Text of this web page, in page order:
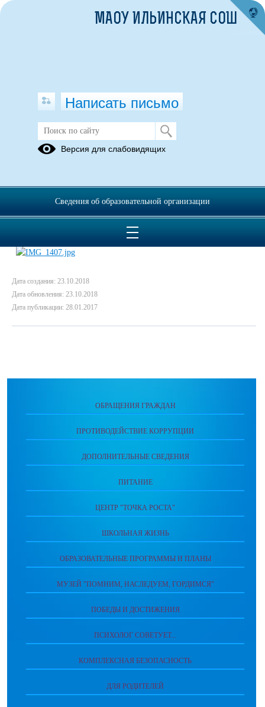
Память сердца: Блокадный
Ленинград
Дата создания: 23.10.2018
Дата обновления: 23.10.2018
Дата публикации: 28.01.2017
ОБРАЩЕНИЯ ГРАЖДАН
ПРОТИВОДЕЙСТВИЕ КОРРУПЦИИ
ДОПОЛНИТЕЛЬНЫЕ СВЕДЕНИЯ
ПИТАНИЕ
ЦЕНТР "ТОЧКА РОСТА"
ШКОЛЬНАЯ ЖИЗНЬ
ОБРАЗОВАТЕЛЬНЫЕ ПРОГРАММЫ И ПЛАНЫ
МУЗЕЙ "ПОМНИМ, НАСЛЕДУЕМ, ГОРДИМСЯ"
ПОБЕДЫ И ДОСТИЖЕНИЯ
ПСИХОЛОГ СОВЕТУЕТ...
КОМПЛЕКСНАЯ БЕЗОПАСНОСТЬ
ДЛЯ РОДИТЕЛЕЙ
МАОУ ИЛЬИНСКАЯ СОШ
Написать письмо
Версия для слабовидящих
Сведения об образовательной организации